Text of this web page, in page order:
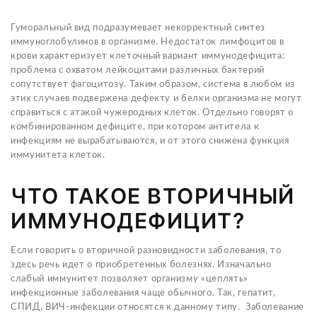
Гуморальный вид подразумевает некорректный синтез
иммуноглобулинов в организме. Недостаток лимфоцитов в
крови характеризует клеточный вариант иммунодефицита:
проблема с охватом лейкоцитами различных бактерий
сопутствует фагоцитозу. Таким образом, система в любом из
этих случаев подвержена дефекту и белки организма не могут
справиться с атакой чужеродных клеток. Отдельно говорят о
комбинированном дефиците, при котором антитела к
инфекциям не вырабатываются, и от этого снижена функция
иммунитета клеток.
ЧТО ТАКОЕ ВТОРИЧНЫЙ
ИММУНОДЕФИЦИТ?
Если говорить о вторичной разновидности заболевания, то
здесь речь идет о приобретенных болезнях. Изначально
слабый иммунитет позволяет организму «цеплять»
инфекционные заболевания чаще обычного. Так, гепатит,
СПИД, ВИЧ-инфекции относятся к данному типу. Заболевание